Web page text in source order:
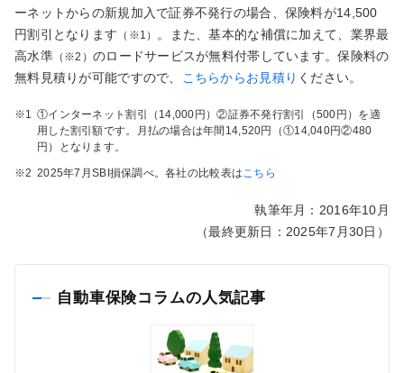
ーネットからの新規加入で証券不発行の場合、保険料が14,500
円割引となります （※1）
。また、基本的な補償に加えて、業界最
高水準（※2） のロードサービスが無料付帯しています。保険料の
無料見積りが可能ですので、
こちらからお見積り ください。
※1 ①インターネット割引（14,000円）②証券不発行割引（500円）を適
用した割引額です。月払の場合は年間14,520円（①14,040円②480
円）となります。
※2 2025年7月SBI損保調べ。各社の比較表はこちら
執筆年月：2016年10月
（最終更新日：2025年7月30日）
自動車保険コラムの人気記事